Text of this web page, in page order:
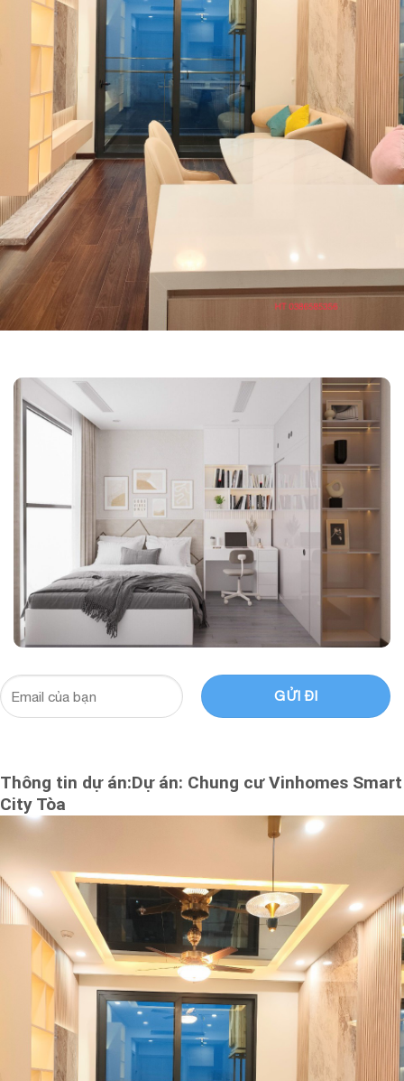
The Tonkin T2 trục 12a ( MR TIẾN )
Thông tin dự án:Dự án: Chung cư Vinhomes Smart
City Tòa